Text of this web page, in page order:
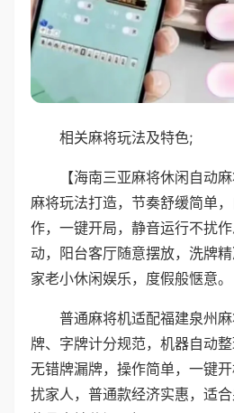
相关麻将玩法及特色;
【海南三亚麻将休闲自动
麻将玩法打造，节奏舒缓简单
作，一键开局，静音运行不扰
动，阳台客厅随意摆放，洗牌
家老小休闲娱乐，度假般惬意。
普通麻将机适配福建泉州
牌、字牌计分规范，机器自动整
无错牌漏牌，操作简单，一键
扰家人，普通款经济实惠，适合